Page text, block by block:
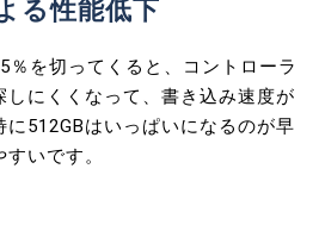
る性能低下
％を切ってくると、コントローラ
しにくくなって、書き込み速度が
512GBはいっぱいになるのが早
いです。